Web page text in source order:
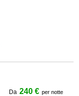
Da 240 € per notte